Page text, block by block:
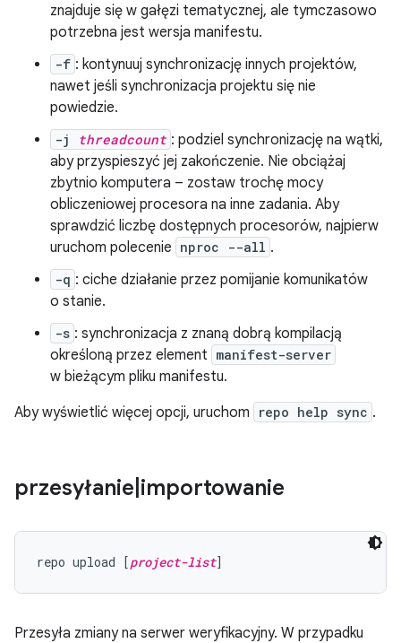
znajduje się w gałęzi tematycznej, ale tymczasowo
potrzebna jest wersja manifestu.
-f : kontynuuj synchronizację innych projektów,
nawet jeśli synchronizacja projektu się nie
powiedzie.
-j threadcount : podziel synchronizację na wątki,
aby przyspieszyć jej zakończenie. Nie obciążaj
zbytnio komputera – zostaw trochę mocy
obliczeniowej procesora na inne zadania. Aby
sprawdzić liczbę dostępnych procesorów, najpierw
uruchom polecenie nproc --all .
-q : ciche działanie przez pomijanie komunikatów
o stanie.
-s : synchronizacja z znaną dobrą kompilacją
określoną przez element manifest-server
w bieżącym pliku manifestu.
Aby wyświetlić więcej opcji, uruchom
repo help sync .
przesyłanie importowanie
repo upload [project-list
Przesyła zmiany na serwer weryfikacyjny. W przypadku